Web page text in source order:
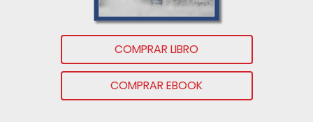
COMPRAR LIBRO
COMPRAR EBOOK